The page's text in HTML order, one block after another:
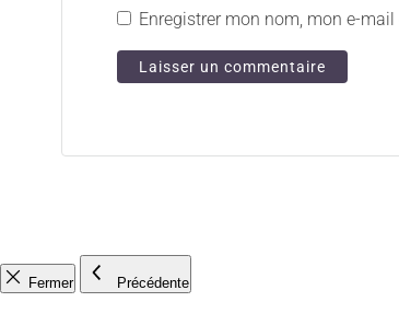
Enregistrer mon nom, mon e-
Fermer Précédente